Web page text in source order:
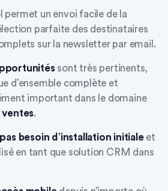
permet un envoi facile de la
parfaite des destinataires
sur la newsletter par email.
sont très pertinents,
d’ensemble complète et
important dans le domaine
ventes.
pas besoin d’installation initialeet
en tant que solution CRM dans